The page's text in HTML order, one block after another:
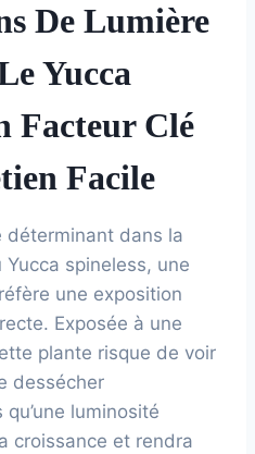
De Lumière
Yucca
Facteur Clé
Facile
déterminant dans la
Yucca spineless, une
une exposition
Exposée à une
plante risque de voir
dessécher
luminosité
croissance et rendra